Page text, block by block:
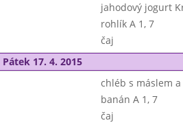
jahodový jogurt
rohlík A 1, 7
čaj
Pátek 17. 4. 2015
chléb s máslem
banán A 1, 7
čaj